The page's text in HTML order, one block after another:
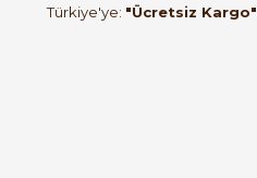
Türkiye'ye: "Ücretsiz Kargo"